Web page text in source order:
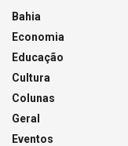
Bahia
Economia
Educação
Cultura
Colunas
Geral
Eventos